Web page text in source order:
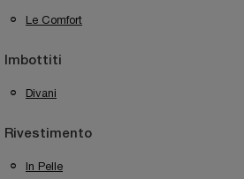
Le Comfort
Imbottiti
Divani
Rivestimento
In Pelle